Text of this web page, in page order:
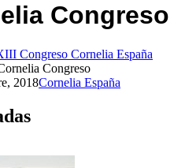
Congreso
Congreso Cornelia España
Congreso
2018Cornelia España